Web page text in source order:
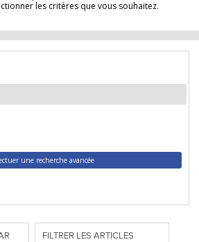
les critères que vous souhaitez.
une recherche avancée
FILTRER LES ARTICLES